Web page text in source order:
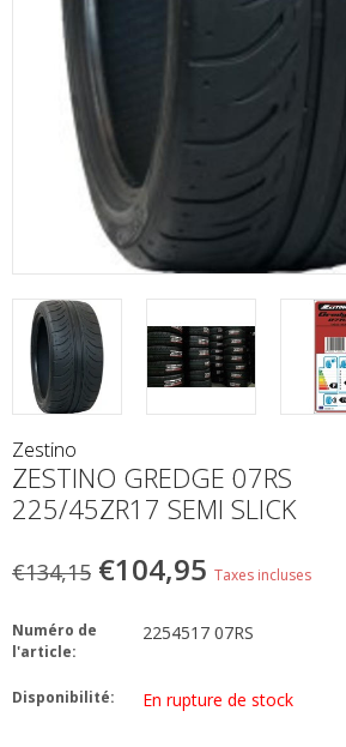
Zestino
ZESTINO GREDGE 07RS
225/45ZR17 SEMI SLICK
€134,15 €104,95 Taxes incluses
Numéro de
l'article:
2254517 07RS
Disponibilité: En rupture de stock